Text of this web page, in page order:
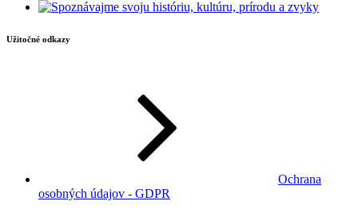
Užitočné odkazy
Ochrana
osobných údajov - GDPR